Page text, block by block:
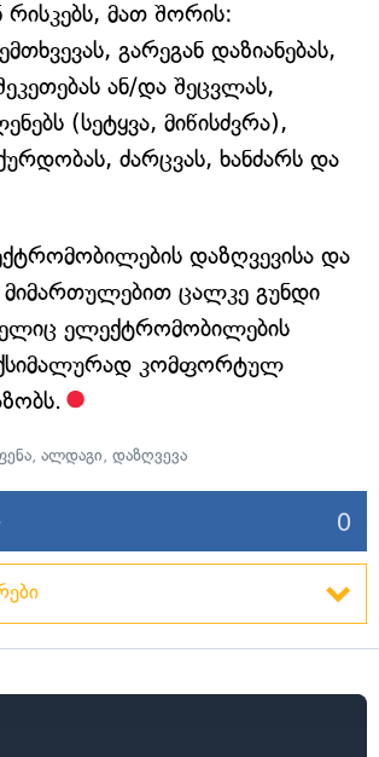
რისკებს, მათ შორის:
გარეგან დაზიანებას,
ან/და შეცვლას,
(სეტყვა, მიწისძვრა),
ძარცვას, ხანძარს და
დაზღვევისა და
მიმართულებით ცალკე გუნდი
ელექტრომობილების
კომფორტულ
, ალდაგი, დაზღვევა
0